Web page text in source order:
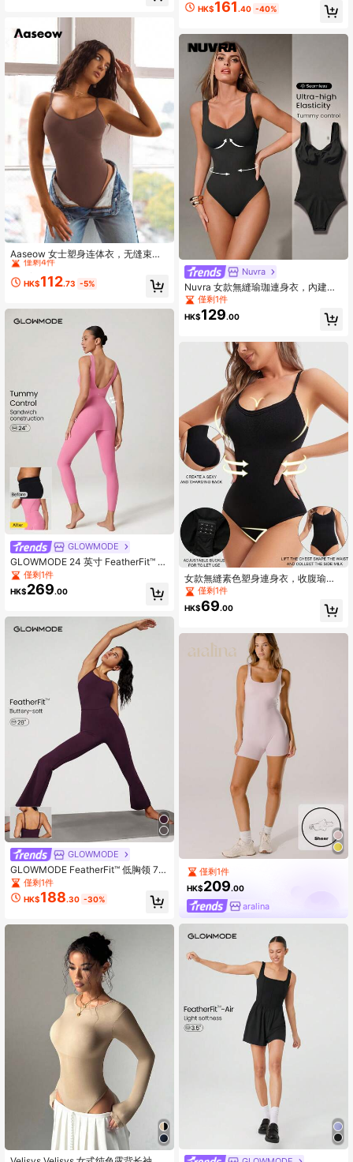
Aaseow 女士塑身连体衣，无缝束腰
露背丁字裤或G字裤连体衣夏季运动
High Repeat Customers
僅剩4件
High Repeat Customers
僅剩4件
High Repeat Customers
僅剩4件
僅剩4件
HK$112.73 -5%
GLOWMODE
GLOWMODE 24 英寸 FeatherFit™ 收
腹露背健身瑜伽运动连体衣紧身衣夏
季优雅女士
僅剩1件
HK$269.00
GLOWMODE
GLOWMODE FeatherFit™ 低胸领 70
年代喇叭连体裤 低冲击瑜伽工作室黑
色连体裤 夏季连体裤 优雅连体裤 女
士连体裤
僅剩1件
HK$188.30 -30%
把，低冲击力网球，高尔夫，匹克
HK$161 .40 -40%
Nuvra
Nuvra 女款無縫瑜珈連身衣，內建胸
罩與高彈性肩帶，健身運動套裝
僅剩1件
HK$129.00
女款無縫素色塑身連身衣，收腹瑜伽
連身衣，可調節肩帶運動款
僅剩1件
HK$69.00
僅剩1件
HK$209.00
aralina